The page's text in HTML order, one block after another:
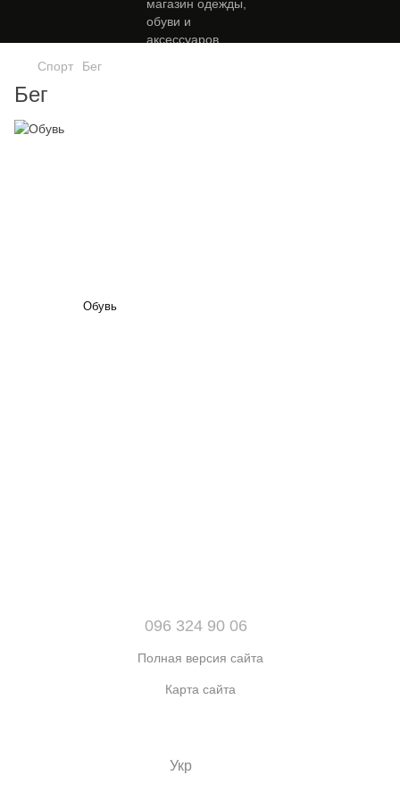
Спорт Бег
Бег
Обувь
096 324 90 06
Полная версия сайта
Карта сайта
Укр